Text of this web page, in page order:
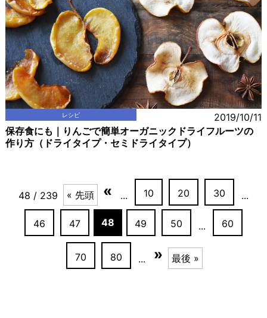
レシピ 2019/10/11
保存食にも｜りんごで簡単オーガニックドライフルーツの
作り方（ドライタイプ・セミドライタイプ）
48 / 239 « 先頭 « ... 10 20 30 ...
46 47 48 49 50 ... 60
70 80 ... » 最後 »